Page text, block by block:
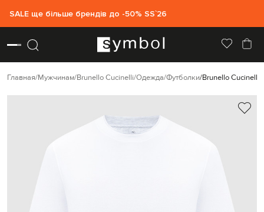
SALE ще більше брендів до -50% SS`26
Главная Мужчинам Brunello Cucinelli Одежда Футболки Brunello Cucinelli